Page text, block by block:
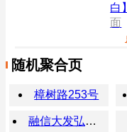
白
面
随机聚合页
樟树路253号
融信大发弘阳沁澜